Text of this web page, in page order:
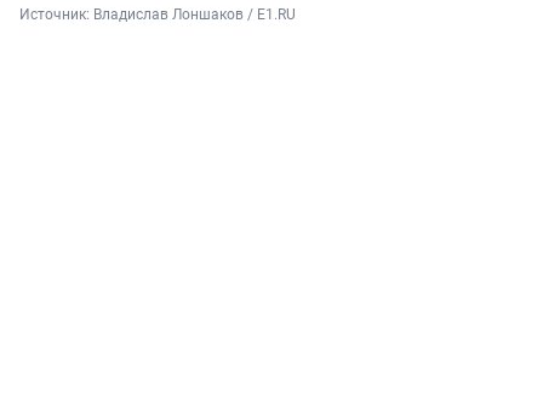
Источник: Владислав Лоншаков / E1.RU